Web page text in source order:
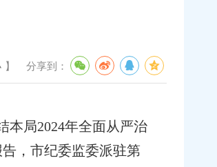
】 分享到：
本局2024年全面从严治
，市纪委监委派驻第